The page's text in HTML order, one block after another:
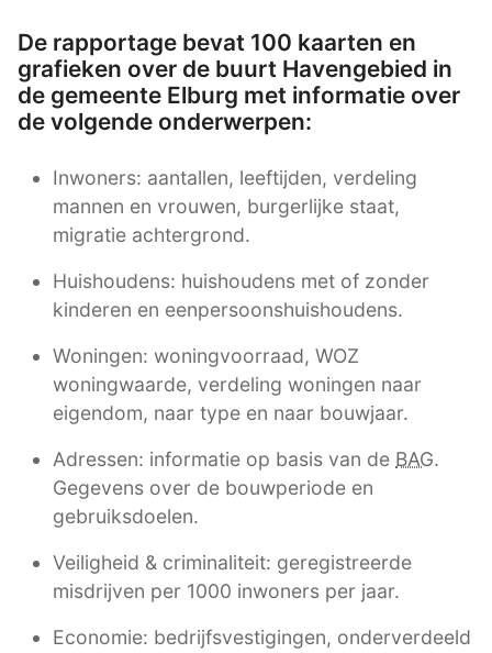
De rapportage bevat 100 kaarten en
grafieken over de buurt Havengebied in
de gemeente Elburg met informatie over
de volgende onderwerpen:
Inwoners: aantallen, leeftijden, verdeling
mannen en vrouwen, burgerlijke staat,
migratie achtergrond.
Huishoudens: huishoudens met of zonder
kinderen en eenpersoonshuishoudens.
Woningen: woningvoorraad, WOZ
woningwaarde, verdeling woningen naar
eigendom, naar type en naar bouwjaar.
Adressen: informatie op basis van de BAG.
Gegevens over de bouwperiode en
gebruiksdoelen.
Veiligheid & criminaliteit: geregistreerde
misdrijven per 1000 inwoners per jaar.
Economie: bedrijfsvestigingen, onderverdeeld